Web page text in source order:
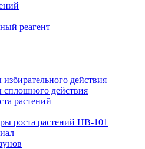
реагент
действия
сплошного действия
растений
роста растений HB-101